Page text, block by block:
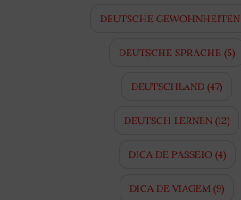
DEUTSCHE GEWOHNHEITEN
DEUTSCHE SPRACHE (5)
DEUTSCHLAND (47)
DEUTSCH LERNEN (12)
DICA DE PASSEIO (4)
DICA DE VIAGEM (9)